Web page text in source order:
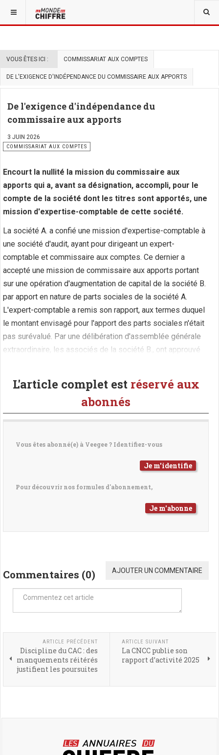
VOUS ÊTES ICI : COMMISSARIAT AUX COMPTES
DE L'EXIGENCE D'INDÉPENDANCE DU COMMISSAIRE AUX APPORTS
De l'exigence d'indépendance du
commissaire aux apports
3 JUIN 2026
COMMISSARIAT AUX COMPTES
Encourt la nullité la mission du commissaire aux
apports qui a, avant sa désignation, accompli, pour le
compte de la société dont les titres sont apportés, une
mission d'expertise-comptable de cette société.
La société A. a confié une mission d'expertise-comptable à
une société d'audit, ayant pour dirigeant un expert-
comptable et commissaire aux comptes. Ce dernier a
accepté une mission de commissaire aux apports portant
sur une opération d'augmentation de capital de la société B.
par apport en nature de parts sociales de la société A.
L'expert-comptable a remis son rapport, aux termes duquel
le montant envisagé pour l'apport des parts sociales n'était
pas surévalué. Par une délibération d'assemblée générale
extraordinaire, les associés de la société B., ont approuvé
L'article complet est réservé aux
abonnés
Vous êtes abonné(e) à Veegee ? Identifiez-vous
Je m'identifie
Pour découvrir nos formules d'abonnement,
Je m'abonne
Commentaires (0) AJOUTER UN COMMENTAIRE
ARTICLE PRÉCÉDENT
Discipline du CAC : des
manquements réitérés
justifient les poursuites
ARTICLE SUIVANT
La CNCC publie son
rapport d’activité 2025